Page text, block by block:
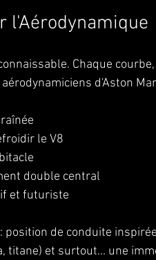
l'Aérodynamique
Chaque
d'Aston
le V8
double central
et futuriste
de conduite
titane) et surtout... une